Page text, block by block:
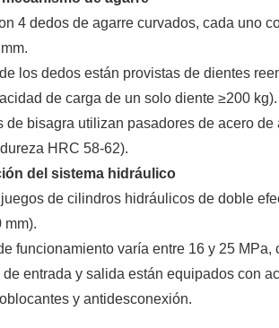
4 dedos de agarre curvados, cada uno
los dedos están provistas de dientes
de carga de un solo diente ≥200 kg).
de bisagra utilizan pasadores de acero
HRC 58-62).
del sistema hidráulico
juegos de cilindros hidráulicos de doble
mm).
funcionamiento varía entre 16 y 25
de entrada y salida están equipados con
y antidesconexión.